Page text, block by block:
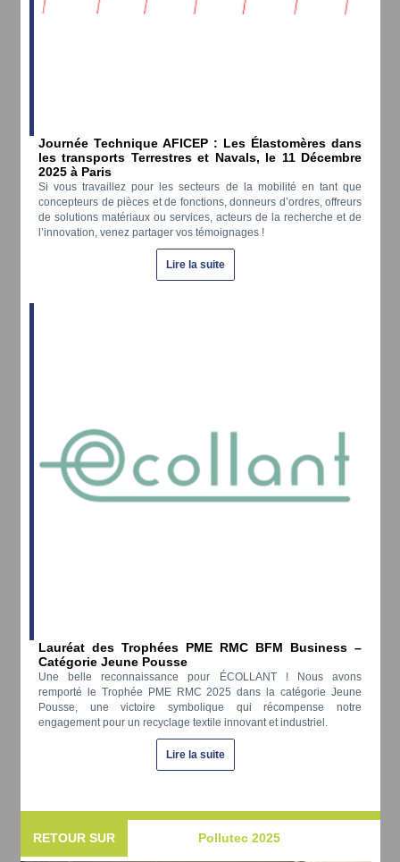
Journée Technique AFICEP : Les Élastomères dans
les transports Terrestres et Navals, le 11 Décembre
2025 à Paris
Si vous travaillez pour les secteurs de la mobilité en tant que
concepteurs de pièces et de fonctions, donneurs d’ordres, offreurs
de solutions matériaux ou services, acteurs de la recherche et de
l’innovation, venez partager vos témoignages !
Lire la suite
Lauréat des Trophées PME RMC BFM Business –
Catégorie Jeune Pousse
Une belle reconnaissance pour ÉCOLLANT ! Nous avons
remporté le Trophée PME RMC 2025 dans la catégorie Jeune
Pousse, une victoire symbolique qui récompense notre
engagement pour un recyclage textile innovant et industriel.
Lire la suite
RETOUR SUR Pollutec 2025